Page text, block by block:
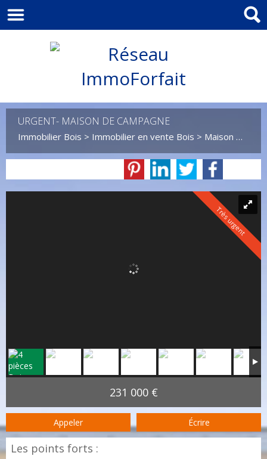
URGENT- MAISON DE CAMPAGNE
Immobilier Bois > Immobilier en vente Bois > Maison Maison de campagne en vente Bois
Très urgent
231 000 €
Appeler Écrire
Les points forts :